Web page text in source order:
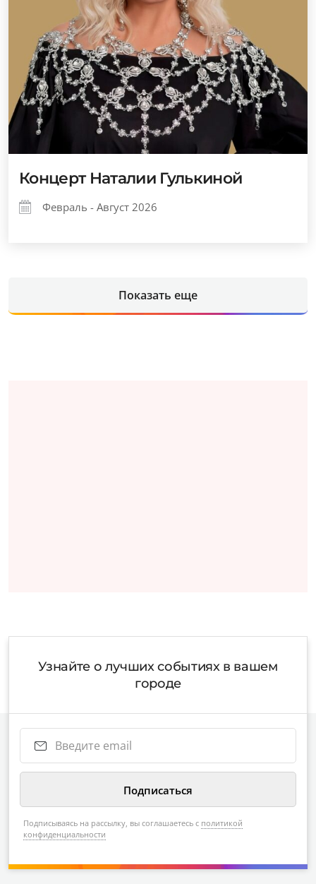
Концерт Наталии Гулькиной
Февраль - Август 2026
Показать еще
Узнайте о лучших событиях в вашем
городе
Подписываясь на рассылку, вы соглашаетесь с политикой
конфиденциальности